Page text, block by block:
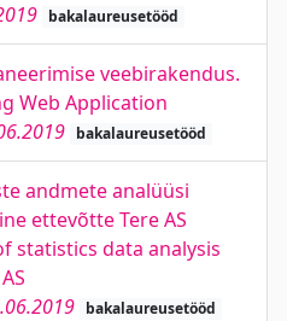
bakalaureusetööd
veebirakendus.
Web Application
bakalaureusetööd
andmete analüüsi
ettevõtte Tere AS
statistics data analysis
bakalaureusetööd